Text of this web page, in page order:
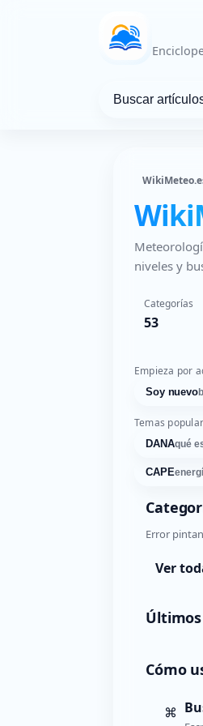
niveles y
Categorías
53
Empieza por
Soy nuevo
Temas
DANAqué
CAPE
Error
Ver
Cómo
⌘